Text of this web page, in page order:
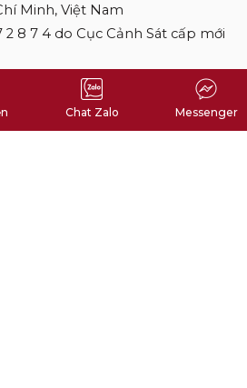
Minh, Việt Nam
2 8 7 4 do Cục Cảnh Sát cấp mới
0 6
Chat Zalo Messenger